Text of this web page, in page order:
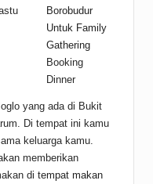
Booking
Dinner
yang ada di Bukit
Di tempat ini kamu
keluarga kamu.
memberikan
di tempat makan